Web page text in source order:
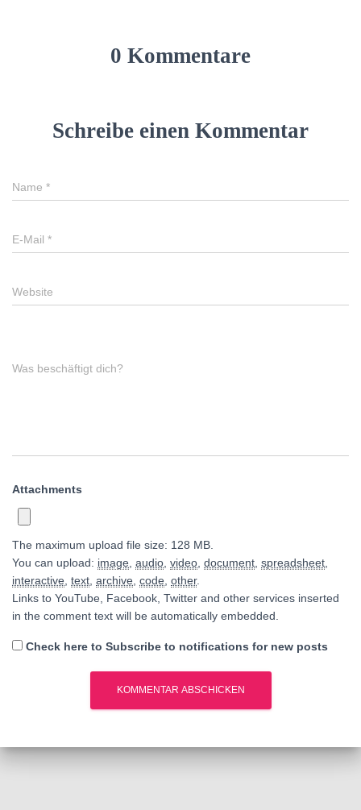
0 Kommentare
Schreibe einen Kommentar
Name *
E-Mail *
Website
Was beschäftigt dich?
Attachments
The maximum upload file size: 128 MB.
You can upload: image audio video document spreadsheet
interactive text archive code other.
Links to YouTube, Facebook, Twitter and other services inserted
in the comment text will be automatically embedded.
Check here to Subscribe to notifications for new posts